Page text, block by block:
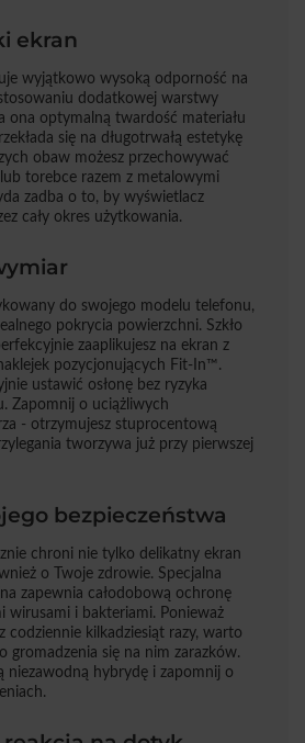
ekran
wyjątkowo wysoką odporność na
dodatkowej warstwy
ona optymalną twardość materiału
się na długotrwałą estetykę
obaw możesz przechowywać
torebce razem z metalowymi
zadba o to, by wyświetlacz
cały okres użytkowania.
do swojego modelu telefonu,
pokrycia powierzchni. Szkło
zaaplikujesz na ekran z
pozycjonujących Fit-In™.
ustawić osłonę bez ryzyka
Zapomnij o uciążliwych
- otrzymujesz stuprocentową
tworzywa już przy pierwszej
bezpieczeństwa
chroni nie tylko delikatny ekran
o Twoje zdrowie. Specjalna
zapewnia całodobową ochronę
wirusami i bakteriami. Ponieważ
codziennie kilkadziesiąt razy, warto
gromadzenia się na nim zarazków.
niezawodną hybrydę i zapomnij o